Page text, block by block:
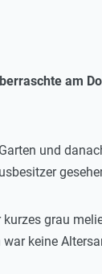
am
und
grau
keine